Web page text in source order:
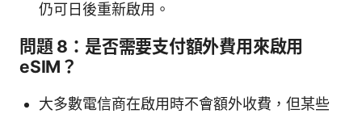
仍可日後重新啟用。
問題 8：是否需要支付額外費用來啟用
eSIM？
大多數電信商在啟用時不會額外收費，但某些